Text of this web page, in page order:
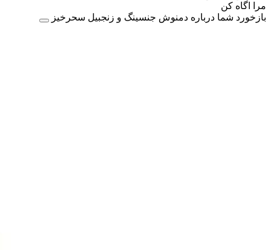
مرا اگاه کن
بازخورد شما درباره دمنوش جنسینگ و زنجبیل سحرخیز